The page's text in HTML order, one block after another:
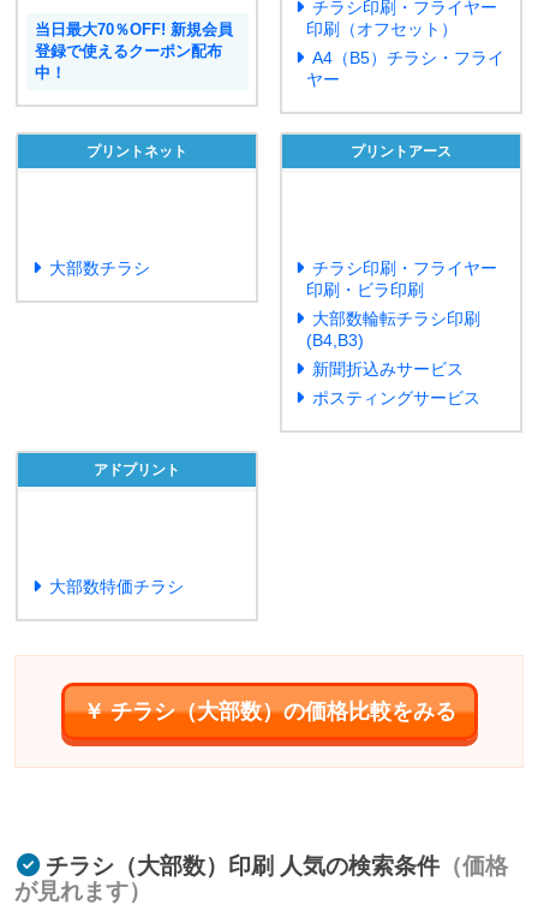
当日最大70％OFF! 新規会員
登録で使えるクーポン配布
中！
チラシ印刷・フライヤー
印刷（オフセット）
A4（B5）チラシ・フライ
ヤー
プリントネット
大部数チラシ
プリントアース
チラシ印刷・フライヤー
印刷・ビラ印刷
大部数輪転チラシ印刷
(B4,B3)
新聞折込みサービス
ポスティングサービス
アドプリント
大部数特価チラシ
￥ チラシ（大部数）の価格比較をみる
チラシ（大部数）印刷 人気の検索条件（価格
が見れます）